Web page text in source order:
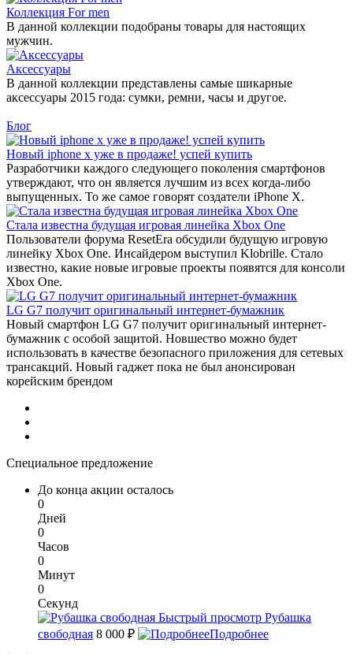
Коллекция For men
В данной коллекции подобраны товары для настоящих
мужчин.
Аксессуары
В данной коллекции представлены самые шикарные
аксессуары 2015 года: сумки, ремни, часы и другое.
Блог
Новый iphone x уже в продаже! успей купить
Разработчики каждого следующего поколения смартфонов
утверждают, что он является лучшим из всех когда-либо
выпущенных. То же самое говорят создатели iPhone X.
Стала известна будущая игровая линейка Xbox One
Пользователи форума ResetEra обсудили будущую игровую
линейку Xbox One. Инсайдером выступил Klobrille. Стало
известно, какие новые игровые проекты появятся для консоли
Xbox One.
LG G7 получит оригинальный интернет-бумажник
Новый смартфон LG G7 получит оригинальный интернет-
бумажник с особой защитой. Новшество можно будет
использовать в качестве безопасного приложения для сетевых
трансакций. Новый гаджет пока не был анонсирован
корейским брендом
Специальное предложение
До конца акции осталось
0
Дней
0
Часов
0
Минут
0
Секунд
Быстрый просмотр Рубашка
свободная 8 000 ₽ Подробнее